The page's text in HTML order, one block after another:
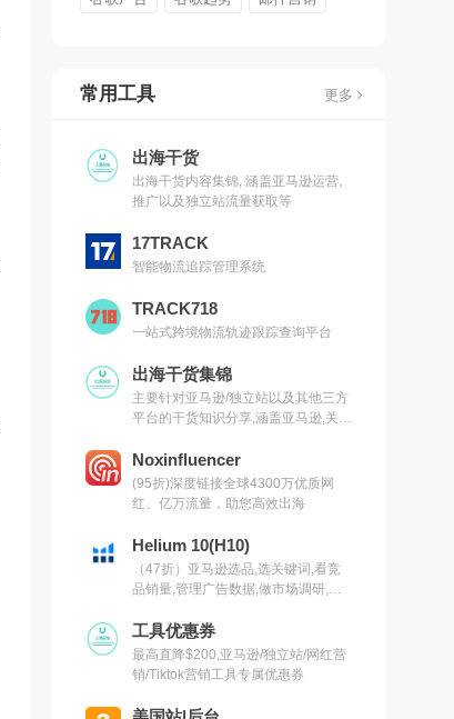
常用工具 更多
出海干货
出海干货内容集锦, 涵盖亚马逊运营,
推广以及独立站流量获取等
17TRACK
智能物流追踪管理系统
TRACK718
一站式跨境物流轨迹跟踪查询平台
出海干货集锦
主要针对亚马逊/独立站以及其他三方
平台的干货知识分享,涵盖亚马逊,关键
具以及出海干货集锦,欢迎关注
Noxinfluencer
(95折)深度链接全球4300万优质网
红、亿万流量，助您高效出海
Helium 10(H10)
（47折）亚马逊选品,选关键词,看竞
品销量,管理广告数据,做市场调研,有
工具优惠券
最高直降$200,亚马逊/独立站/网红营
销/Tiktok营销工具专属优惠券